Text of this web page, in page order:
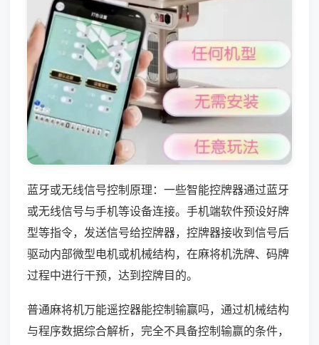
蓝牙或无线信号控制原理：一些智能控牌器通过蓝牙
或无线信号与手机等设备连接。手机端软件预设好牌
型等指令，发送信号给控牌器，控牌器接收到信号后
驱动内部微型电机或机械结构，在麻将机洗牌、码牌
过程中进行干预，达到控牌目的。
普通麻将机万能遥控器能控制输赢吗，通过机械结构
与程序数据综合解析，完全不具备控制输赢的条件，